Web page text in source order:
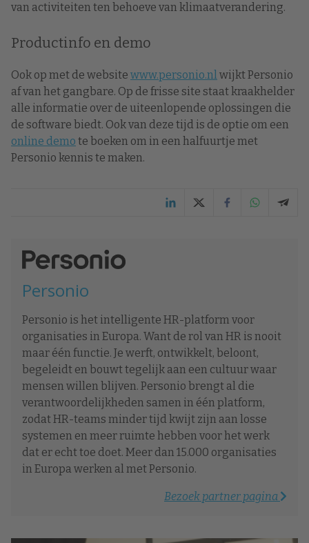
van activiteiten ten behoeve van klimaatverandering.
Productinfo en demo
Ook op met de website www.personio.nl wijkt Personio
af van het gangbare. Op de frisse site staat kraakhelder
alle informatie over de uiteenlopende oplossingen die
de software biedt. Ook van deze tijd is de optie om een
online demo te boeken om in een halfuurtje met
Personio kennis te maken.
Personio
Personio is het intelligente HR-platform voor
organisaties in Europa. Want de rol van HR is nooit
maar één functie. Je werft, ontwikkelt, beloont,
begeleidt en bouwt tegelijk aan een cultuur waar
mensen willen blijven. Personio brengt al die
verantwoordelijkheden samen in één platform,
zodat HR-teams minder tijd kwijt zijn aan losse
systemen en meer ruimte hebben voor het werk
dat er echt toe doet. Meer dan 15.000 organisaties
in Europa werken al met Personio.
Bezoek partner pagina